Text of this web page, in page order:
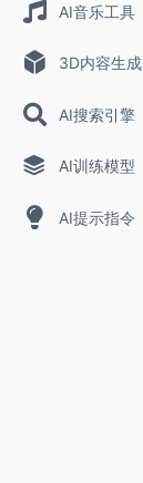
AI音乐工具
3D内容生成
AI搜索引擎
AI训练模型
AI提示指令